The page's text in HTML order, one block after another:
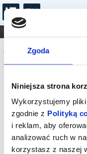
Zgoda
Niniejsza strona
Wykorzystujemy
zgodnie z Polityką
i reklam, aby
analizować ruch w
korzystasz z naszej
FILHARMONIA
DLA DZIECI
Komunikat
Sprzedaż on-
sprawdź